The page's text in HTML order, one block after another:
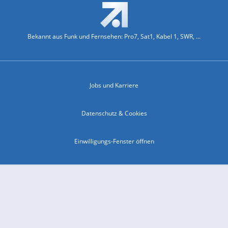
Bekannt aus Funk und Fernsehen: Pro7, Sat1, Kabel 1, SWR, ...
Jobs und Karriere
Datenschutz & Cookies
Einwilligungs-Fenster öffnen